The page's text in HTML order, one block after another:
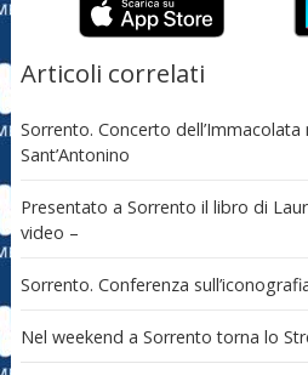
Articoli correlati
Sorrento. Concerto dell’Immacolata
Sant’Antonino
Presentato a Sorrento il libro di
video –
Sorrento. Conferenza
Nel weekend a Sorrento torna lo